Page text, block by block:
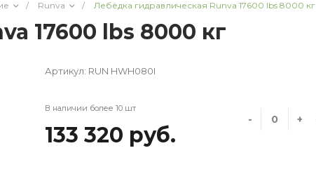
/ Runva / Лебёдка гидравлическая Runva 17600 lbs 8000 кг
17600 lbs 8000 кг
Артикул: RUN HWH080I
В наличии более 10 шт
133 320 руб.
- +